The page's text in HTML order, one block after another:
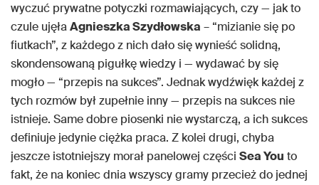
wyczuć prywatne potyczki rozmawiających, czy — jak to
czule ujęłaAgnieszka Szydłowska – “mizianie się po
fiutkach”, z każdego z nich dało się wynieść solidną,
skondensowaną pigułkę wiedzy i — wydawać by się
mogło — “przepis na sukces”. Jednak wydźwięk każdej z
tych rozmów był zupełnie inny — przepis na sukces nie
istnieje. Same dobre piosenki nie wystarczą, a ich sukces
definiuje jedynie ciężka praca. Z kolei drugi, chyba
jeszcze istotniejszy morał panelowej części Sea You to
fakt, że na koniec dnia wszyscy gramy przecież do jednej